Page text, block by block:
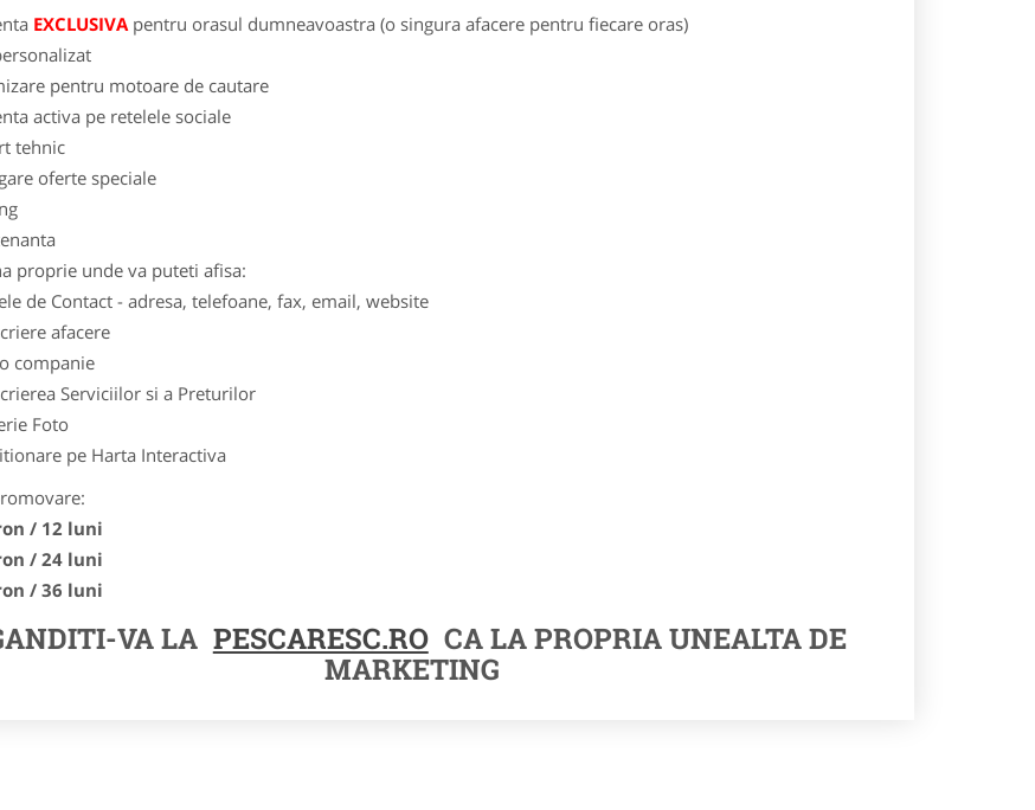
EXCLUSIVApentru orasul dumneavoastra (o singura afacere pentru fiecare oras)
pentru motoare de cautare
activa pe retelele sociale
tehnic
oferte speciale
proprie unde va puteti afisa:
de Contact - adresa, telefoane, fax, email, website
afacere
companie
Serviciilor si a Preturilor
Foto
pe Harta Interactiva
/ 12 luni
/ 24 luni
/ 36 luni
VA LA PESCARESC.RO CA LA PROPRIA UNEALTA DE
MARKETING